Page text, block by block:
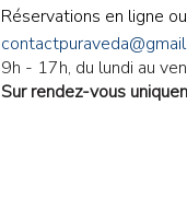
Réservations en ligne ou
9h - 17h, du lundi au
Sur rendez-vous